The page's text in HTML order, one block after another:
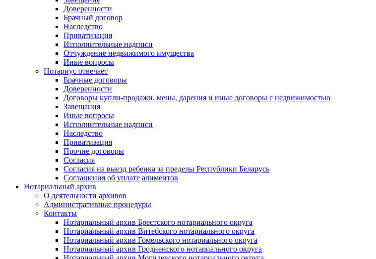
Доверенности
Брачный договор
Наследство
Приватизация
Исполнительные надписи
Отчуждение недвижимого имущества
Иные вопросы
Нотариус отвечает
Брачные договоры
Доверенности
Договоры купли-продажи, мены, дарения и иные договоры с недвижимостью
Завещания
Иные вопросы
Исполнительные надписи
Наследство
Приватизация
Прочие договоры
Согласия
Согласия на выезд ребенка за пределы Республики Беларусь
Соглашения об уплате алиментов
Нотариальный архив
О деятельности архивов
Административные процедуры
Контакты
Нотариальный архив Брестского нотариального округа
Нотариальный архив Витебского нотариального округа
Нотариальный архив Гомельского нотариального округа
Нотариальный архив Гродненского нотариального округа